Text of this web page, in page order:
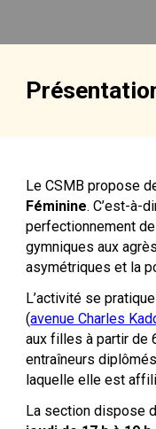
Le CSMB propose
Féminine. C’est-à-
perfectionnement
gymniques aux
asymétriques et la
L’activité se
(avenue Charles
aux filles à partir de
entraîneurs
laquelle elle est
La section dispose